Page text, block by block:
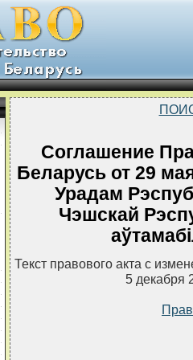
Соглашение
Беларусь от 29
Урадам
Чэшскай
Текст правового акта с
5 декабря